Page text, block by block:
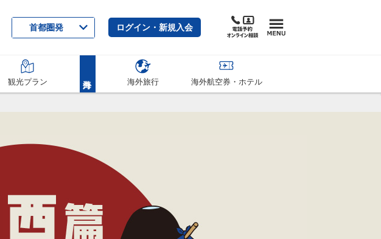
首都圏発 ログイン・新規入会
観光プラン 海外旅行 海外航空券・ホテル